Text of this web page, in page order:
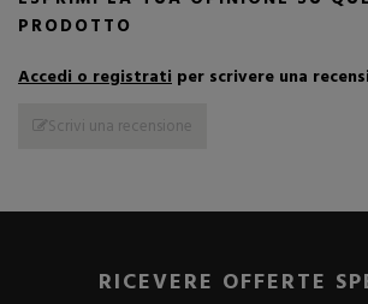
PRODOTTO
Accedi o registrati per scrivere una
Scrivi una recensione
RICEVERE OFFERTE